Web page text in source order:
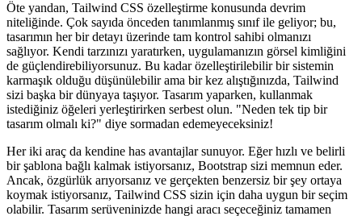
Öte yandan, Tailwind CSS özelleştirme konusunda devrim
niteliğinde. Çok sayıda önceden tanımlanmış sınıf ile geliyor; bu,
tasarımın her bir detayı üzerinde tam kontrol sahibi olmanızı
sağlıyor. Kendi tarzınızı yaratırken, uygulamanızın görsel kimliğini
de güçlendirebiliyorsunuz. Bu kadar özelleştirilebilir bir sistemin
karmaşık olduğu düşünülebilir ama bir kez alıştığınızda, Tailwind
sizi başka bir dünyaya taşıyor. Tasarım yaparken, kullanmak
istediğiniz öğeleri yerleştirirken serbest olun. "Neden tek tip bir
tasarım olmalı ki?" diye sormadan edemeyeceksiniz!
Her iki araç da kendine has avantajlar sunuyor. Eğer hızlı ve belirli
bir şablona bağlı kalmak istiyorsanız, Bootstrap sizi memnun eder.
Ancak, özgürlük arıyorsanız ve gerçekten benzersiz bir şey ortaya
koymak istiyorsanız, Tailwind CSS sizin için daha uygun bir seçim
olabilir. Tasarım serüveninizde hangi aracı seçeceğiniz tamamen